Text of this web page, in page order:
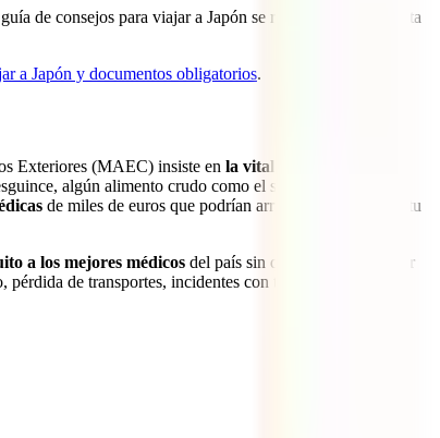
de consejos para viajar a Japón se requiere tener la pauta
a Japón y documentos obligatorios.
Exteriores (MAEC) insiste en la vital importancia de
algún alimento crudo como el sushi que te sentara
de miles de euros que podrían arruinar por completo tu
a los mejores médicos del país sin que tengas que pagar
de transportes, incidentes con tu equipaje o, entre